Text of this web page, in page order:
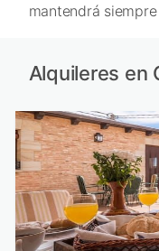
mantendrá
Alquileres en